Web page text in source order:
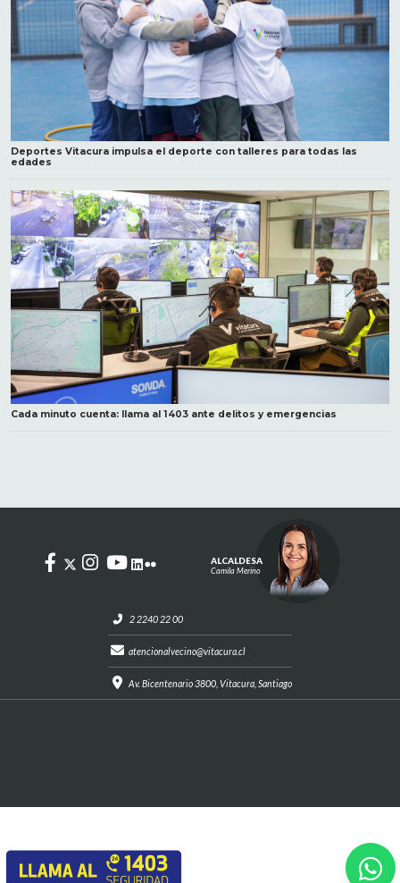
Deportes Vitacura impulsa el deporte con talleres para todas las
edades
Cada minuto cuenta: llama al 1403 ante delitos y emergencias
2 2240 22 00
atencionalvecino@vitacura.cl
Av. Bicentenario 3800, Vitacura, Santiago
ALCALDESA
Camila Merino